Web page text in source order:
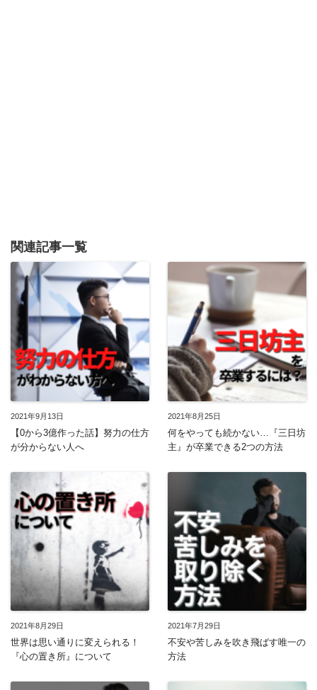
関連記事一覧
2021年9月13日
【0から3億作った話】努力の仕方
が分からない人へ
2021年8月25日
何をやっても続かない…『三日坊
主』が卒業できる2つの方法
2021年8月29日
世界は思い通りに変えられる！
『心の置き所』について
2021年7月29日
不安や苦しみを吹き飛ばす唯一の
方法